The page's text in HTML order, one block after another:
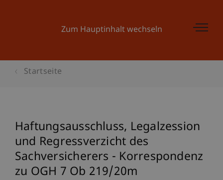
Zum Hauptinhalt wechseln
Startseite
Haftungsausschluss, Legalzession
und Regressverzicht des
Sachversicherers - Korrespondenz
zu OGH 7 Ob 219/20m